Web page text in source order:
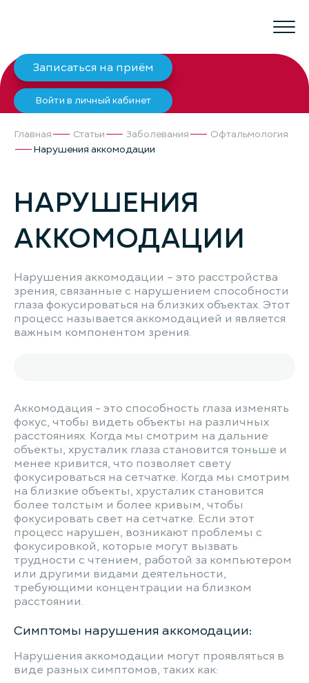
Записаться на приём
Войти в личный кабинет
Главная Статьи Заболевания
Офтальмология
Нарушения аккомодации
НАРУШЕНИЯ
АККОМОДАЦИИ
Нарушения аккомодации – это расстройства
зрения, связанные с нарушением способности
глаза фокусироваться на близких объектах. Этот
процесс называется аккомодацией и является
важным компонентом зрения.
Аккомодация - это способность глаза изменять
фокус, чтобы видеть объекты на различных
расстояниях. Когда мы смотрим на дальние
объекты, хрусталик глаза становится тоньше и
менее кривится, что позволяет свету
фокусироваться на сетчатке. Когда мы смотрим
на близкие объекты, хрусталик становится
более толстым и более кривым, чтобы
фокусировать свет на сетчатке. Если этот
процесс нарушен, возникают проблемы с
фокусировкой, которые могут вызвать
трудности с чтением, работой за компьютером
или другими видами деятельности,
требующими концентрации на близком
расстоянии.
Симптомы нарушения аккомодации:
Нарушения аккомодации могут проявляться в
виде разных симптомов, таких как: